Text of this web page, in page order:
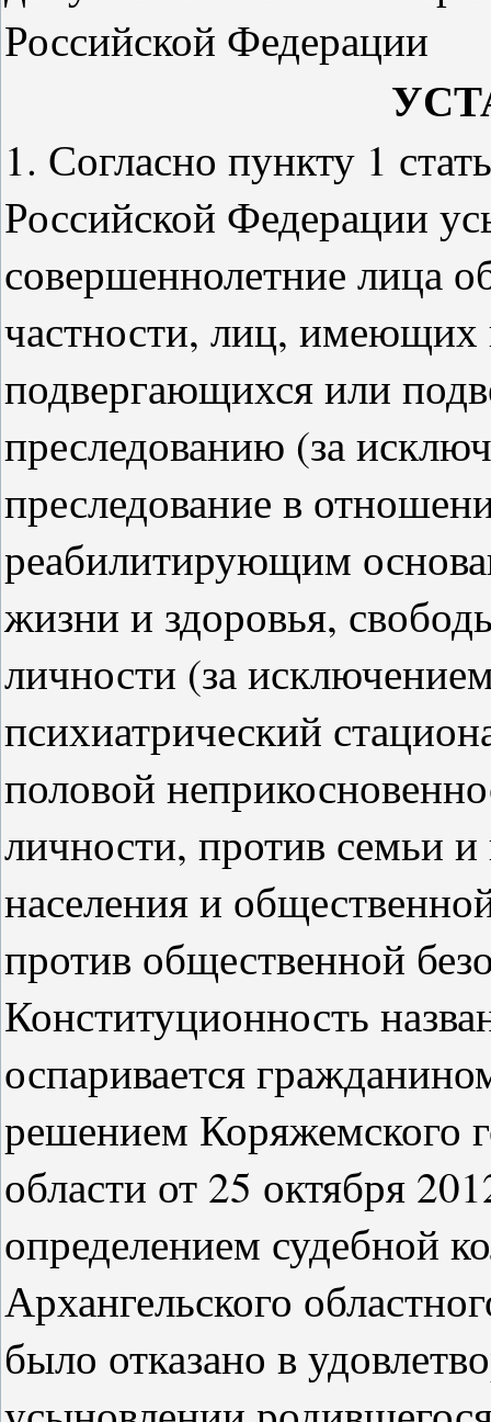
Российской Федерации
1. Согласно пункту 1
Российской Федерации
совершеннолетние лица
частности, лиц,
подвергающихся или
преследованию (за
преследование в
реабилитирующим
жизни и здоровья,
личности (за
психиатрический
половой
личности, против семьи
населения и
против общественной
Конституционность
оспаривается
решением Коряжемского
области от 25 октября
определением судебной
Архангельского
было отказано в